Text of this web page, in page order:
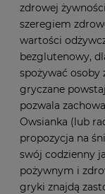
zdrowej
szeregiem
wartości
bezglutenowy,
spożywać osoby
gryczane
pozwala
Owsianka (lub
propozycja na
swój codzienny
pożywnym i
gryki znajdą